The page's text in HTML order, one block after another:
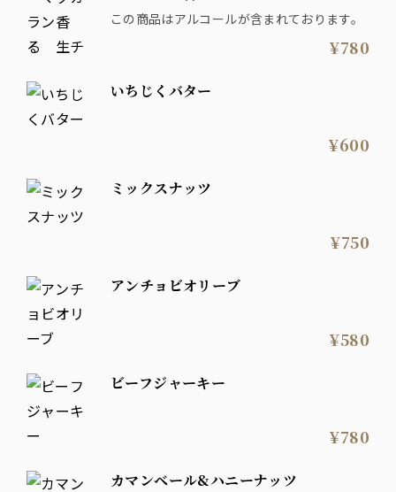
この商品はアルコールが含まれております。
¥780
いちじくバター
¥600
ミックスナッツ
¥750
アンチョビオリーブ
¥580
ビーフジャーキー
¥780
カマンベール&ハニーナッツ